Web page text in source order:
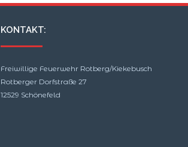
KONTAKT:
Freiwillige Feuerwehr Rotberg/Kiekebusch
Rotberger Dorfstraße 27
12529 Schönefeld